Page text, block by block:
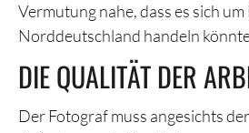
Vermutung nahe, dass es sich
Norddeutschland handeln
DIE QUALITÄT DER
Der Fotograf muss angesichts